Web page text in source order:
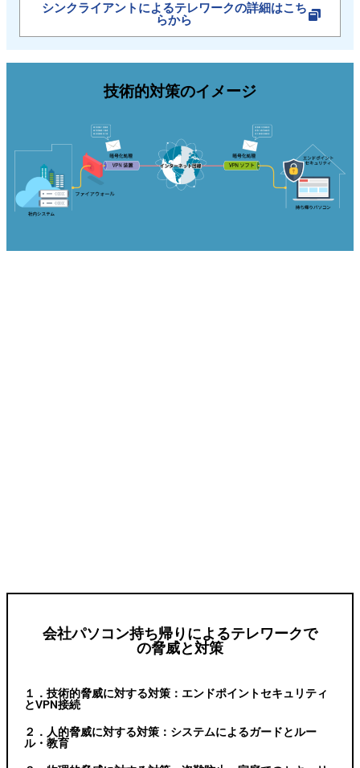
シンクライアントによるテレワークの詳細はこち
らから
技術的対策のイメージ
会社パソコン持ち帰りによるテレワークで
の脅威と対策
１．技術的脅威に対する対策：エンドポイントセキュリティ
とVPN接続
２．人的脅威に対する対策：システムによるガードとルー
ル・教育